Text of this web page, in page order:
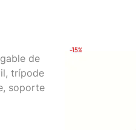
-15%